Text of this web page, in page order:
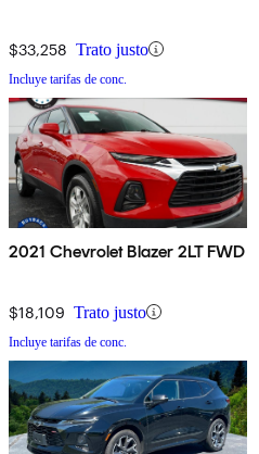
$33,258 Trato justo
Incluye tarifas de conc.
2021 Chevrolet Blazer 2LT FWD
$18,109 Trato justo
Incluye tarifas de conc.